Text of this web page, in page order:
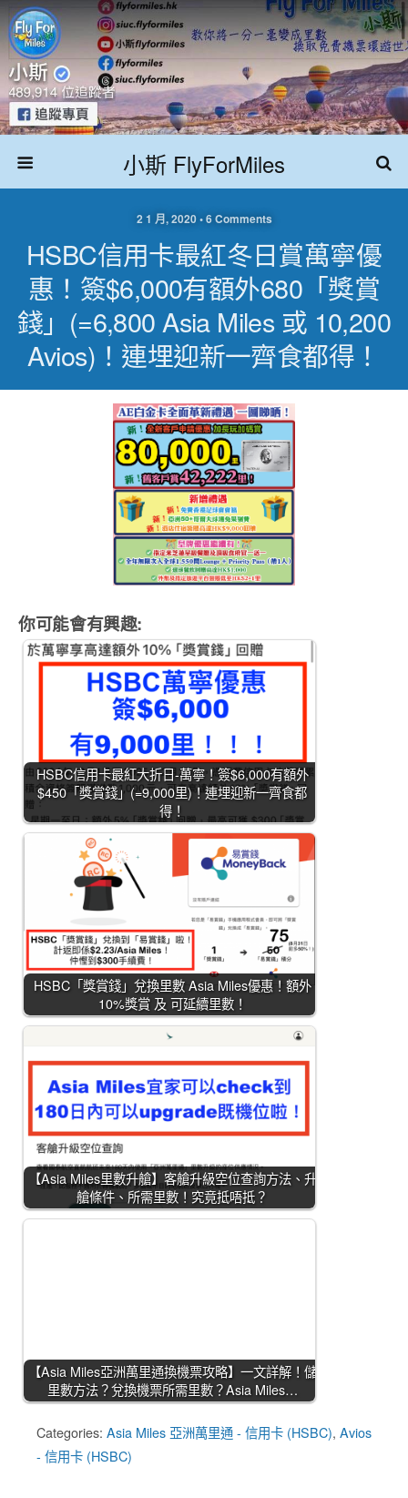
小斯 FlyForMiles
2 1 月, 2020 • 6 Comments
HSBC信用卡最紅冬日賞萬寧優
惠！簽$6,000有額外680「獎賞
錢」(=6,800 Asia Miles 或 10,200
Avios)！連埋迎新一齊食都得！
你可能會有興趣:
HSBC信用卡最紅大折日-萬寧！簽$6,000有額外
$450「獎賞錢」(=9,000里)！連埋迎新一齊食都
得！
HSBC「獎賞錢」兌換里數 Asia Miles優惠！額外
10%獎賞 及 可延續里數！
【Asia Miles里數升艙】客艙升級空位查詢方法、升
艙條件、所需里數！究竟抵唔抵？
【Asia Miles亞洲萬里通換機票攻略】一文詳解！儲
里數方法？兌換機票所需里數？Asia Miles…
Categories: Asia Miles 亞洲萬里通 - 信用卡 (HSBC), Avios
- 信用卡 (HSBC)